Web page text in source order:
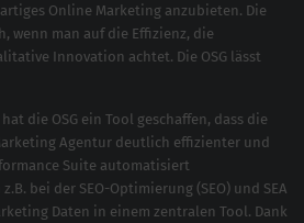
Online Marketing anzubieten. Die
wenn man auf die Effizienz, die
Innovation achtet. Die OSG lässt
hat die OSG ein Tool geschaffen, dass die
Agentur deutlich effizienter und
Suite automatisiert
bei der SEO-Optimierung (SEO) und SEA
Daten in einem zentralen Tool. Dank